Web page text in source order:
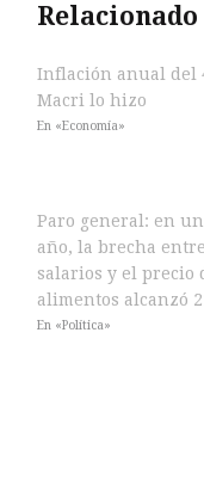
Relacionado
Inflación anual del
Macri lo hizo
En «Economía»
Paro general: en un
año, la brecha entre
salarios y el precio
alimentos alcanzó
En «Política»